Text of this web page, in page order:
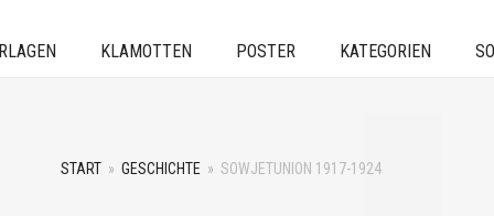
KLAMOTTEN POSTER KATEGORIEN
START » GESCHICHTE » SOWJETUNION 1917-1924